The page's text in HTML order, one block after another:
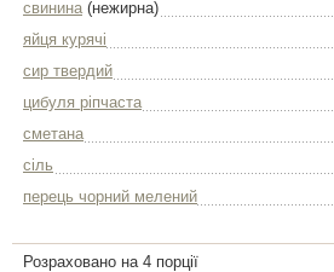
свинина (нежирна)
яйця курячі
сир твердий
цибуля ріпчаста
сметана
сіль
перець чорний мелений
Розраховано на 4 порції